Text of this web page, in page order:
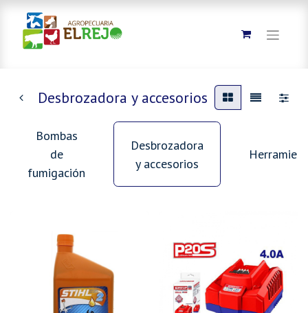
Desbrozadora y accesorios
Bombas
de
fumigación
Desbrozadora
y accesorios